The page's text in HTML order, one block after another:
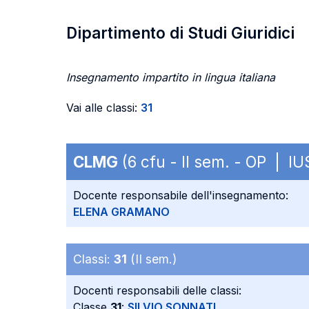
Dipartimento di Studi Giuridici
Insegnamento impartito in lingua italiana
Vai alle classi: 31
CLMG (6 cfu - II sem. - OP |
Docente responsabile dell'insegnamento:
ELENA GRAMANO
Classi: 31 (II sem.)
Docenti responsabili delle classi: